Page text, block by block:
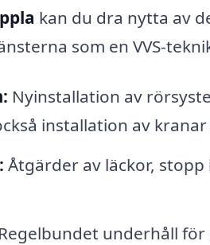
kan du dra nytta av
som en VVS-
Nyinstallation av
installation av kranar
Åtgärder av läckor,
Regelbundet underhåll